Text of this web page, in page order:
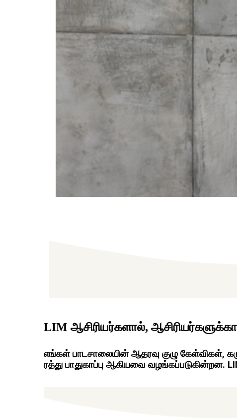
LIM ஆசிரியர்களால்,
எங்கள் பாடசாலையின் ஆதரவு குழு கேள்விகள்,
ரத்து பாதுகாப்பு ஆகியவை வழங்கப்படுகின்றன.